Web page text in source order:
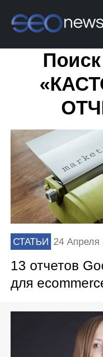
Поиск
СТАТЬИ 24 Апреля
13 отчетов
для